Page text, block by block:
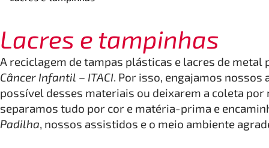
Lacres e tampinhas
A reciclagem de tampas plásticas e lacres de
Câncer Infantil – ITACI. Por isso, engajamos
possível desses materiais ou deixarem a coleta
separamos tudo por cor e matéria-prima e
Padilha, nossos assistidos e o meio ambiente